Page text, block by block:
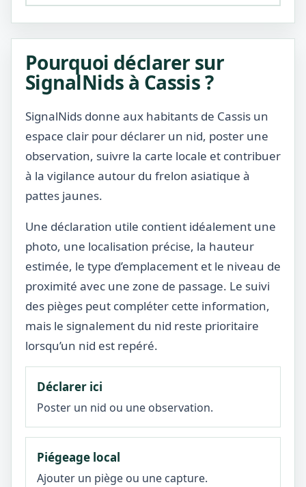
Pourquoi déclarer sur
SignalNids à Cassis ?
SignalNids donne aux habitants de Cassis un
espace clair pour déclarer un nid, poster une
observation, suivre la carte locale et contribuer
à la vigilance autour du frelon asiatique à
pattes jaunes.
Une déclaration utile contient idéalement une
photo, une localisation précise, la hauteur
estimée, le type d’emplacement et le niveau de
proximité avec une zone de passage. Le suivi
des pièges peut compléter cette information,
mais le signalement du nid reste prioritaire
lorsqu’un nid est repéré.
Déclarer ici
Poster un nid ou une observation.
Piégeage local
Ajouter un piège ou une capture.